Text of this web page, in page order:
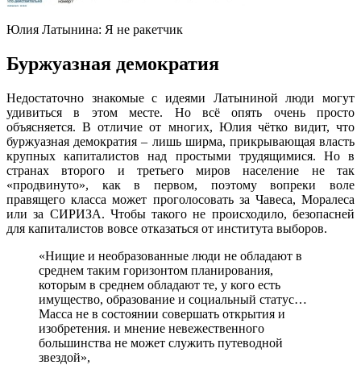
Юлия Латынина: Я не ракетчик
Буржуазная демократия
Недостаточно знакомые с идеями Латыниной люди могут
удивиться в этом месте. Но всё опять очень просто
объясняется. В отличие от многих, Юлия чётко видит, что
буржуазная демократия – лишь ширма, прикрывающая власть
крупных капиталистов над простыми трудящимися. Но в
странах второго и третьего миров население не так
«продвинуто», как в первом, поэтому вопреки воле
правящего класса может проголосовать за Чавеса, Моралеса
или за СИРИЗА. Чтобы такого не происходило, безопасней
для капиталистов вовсе отказаться от института выборов.
«Нищие и необразованные люди не обладают в
среднем таким горизонтом планирования,
которым в среднем обладают те, у кого есть
имущество, образование и социальный статус…
Масса не в состоянии совершать открытия и
изобретения. и мнение невежественного
большинства не может служить путеводной
звездой»,